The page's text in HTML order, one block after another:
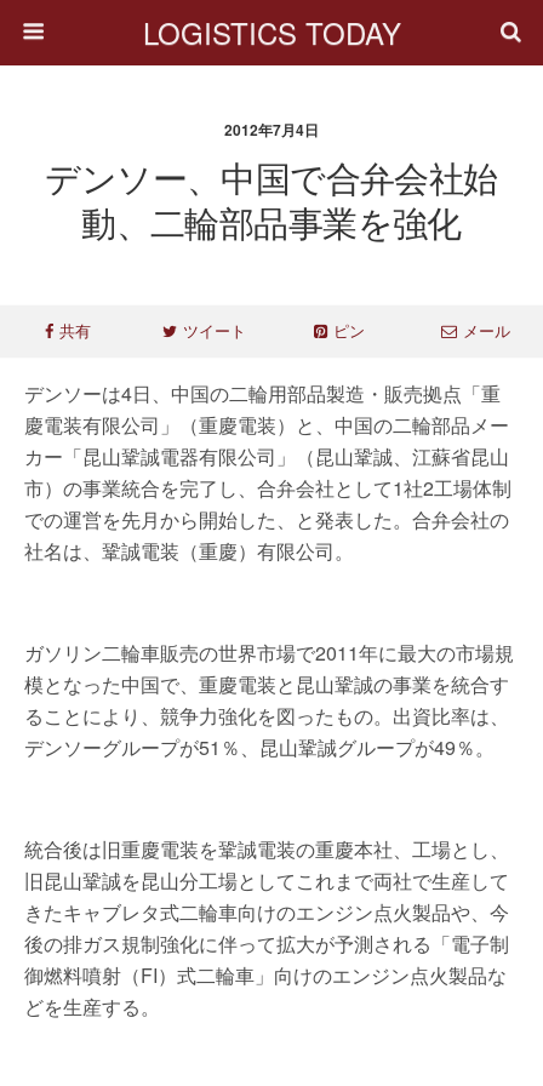
LOGISTICS TODAY
2012年7月4日
デンソー、中国で合弁会社始
動、二輪部品事業を強化
共有 ツイート ピン メール
デンソーは4日、中国の二輪用部品製造・販売拠点「重
慶電装有限公司」（重慶電装）と、中国の二輪部品メー
カー「昆山鞏誠電器有限公司」（昆山鞏誠、江蘇省昆山
市）の事業統合を完了し、合弁会社として1社2工場体制
での運営を先月から開始した、と発表した。合弁会社の
社名は、鞏誠電装（重慶）有限公司。
ガソリン二輪車販売の世界市場で2011年に最大の市場規
模となった中国で、重慶電装と昆山鞏誠の事業を統合す
ることにより、競争力強化を図ったもの。出資比率は、
デンソーグループが51％、昆山鞏誠グループが49％。
統合後は旧重慶電装を鞏誠電装の重慶本社、工場とし、
旧昆山鞏誠を昆山分工場としてこれまで両社で生産して
きたキャブレタ式二輪車向けのエンジン点火製品や、今
後の排ガス規制強化に伴って拡大が予測される「電子制
御燃料噴射（FI）式二輪車」向けのエンジン点火製品な
どを生産する。